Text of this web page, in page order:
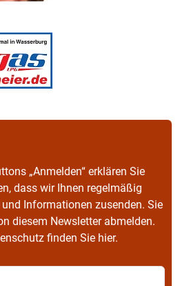
„Anmelden“ erklären Sie
dass wir Ihnen regelmäßig
Informationen zusenden. Sie
diesem Newsletter abmelden.
finden Sie hier.